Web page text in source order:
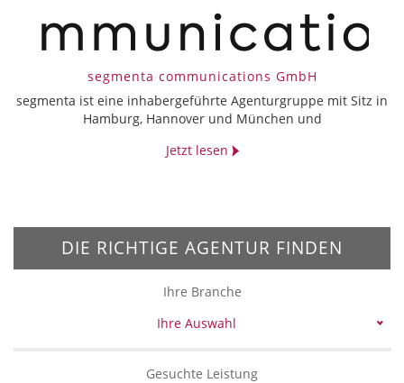
segmenta communications GmbH
segmenta ist eine inhabergeführte Agenturgruppe mit Sitz in
Hamburg, Hannover und München und
Jetzt lesen
DIE RICHTIGE AGENTUR FINDEN
Ihre Branche
Ihre Auswahl
Gesuchte Leistung